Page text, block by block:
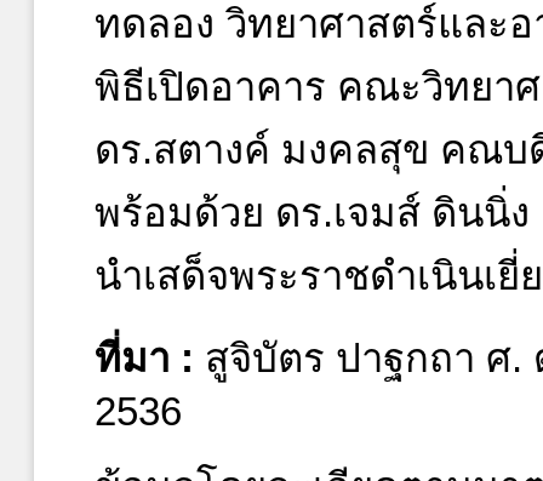
ทดลอง วิทยาศาสตร์และ
พิธีเปิดอาคาร คณะวิทยา
ดร.สตางค์ มงคลสุข คณ
พร้อมด้วย ดร.เจมส์ ดินนิ่
นำเสด็จพระราชดำเนินเยี่
ที่มา : สูจิบัตร ปาฐกถา ศ.
2536